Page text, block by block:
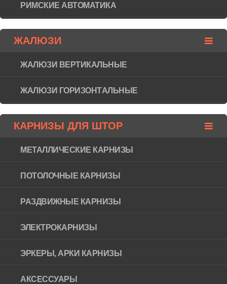
РИМСКИЕ АВТОМАТИКА
ЖАЛЮЗИ
ЖАЛЮЗИ ВЕРТИКАЛЬНЫЕ
ЖАЛЮЗИ ГОРИЗОНТAЛЬНЫЕ
КАРНИЗЫ ДЛЯ ШТОР
МЕТАЛЛИЧЕСКИЕ КАРНИЗЫ
ПОТОЛОЧНЫЕ КАРНИЗЫ
РАЗДВИЖНЫЕ КАРНИЗЫ
ЭЛЕКТРОКАРНИЗЫ
ЭРКЕРЫ, АРКИ КАРНИЗЫ
АКСЕССУАРЫ